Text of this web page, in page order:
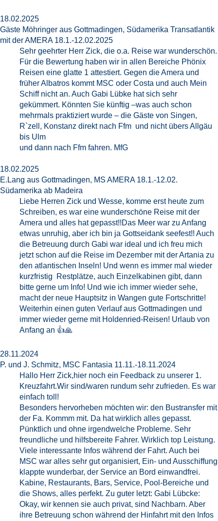
18.02.2025
Gäste Möhringer aus Gottmadingen, Südamerika Transatlantik
mit der AMERA 18.1.-12.02.2025
Sehr geehrter Herr Zick, die o.a. Reise war wunderschön.
Für die Bewertung haben wir in allen Bereiche Phönix
Reisen eine glatte 1 attestiert. Gegen die Amera und
früher Albatros kommt MSC oder Costa und auch Mein
Schiff nicht an. Auch Gabi Lübke hat sich sehr
gekümmert. Könnten Sie künftig –was auch schon
mehrmals praktiziert wurde – die Gäste von Singen,
R`zell, Konstanz direkt nach Ffm und nicht übers Allgäu
bis Ulm
und dann nach Ffm fahren. MfG
18.02.2025
E.Lang aus Gottmadingen, MS AMERA 18.1.-12.02.
Südamerika ab Madeira
Liebe Herren Zick und Wesse, komme erst heute zum
Schreiben, es war eine wunderschöne Reise mit der
Amera und alles hat gepasst!!Das Meer war zu Anfang
etwas unruhig, aber ich bin ja Gottseidank seefest!! Auch
die Betreuung durch Gabi war ideal und ich freu mich
jetzt schon auf die Reise im Dezember mit der Artania zu
den atlantischen Inseln! Und wenn es immer mal wieder
kurzfristig Restplätze, auch Einzelkabinen gibt, dann
bitte gerne um Info! Und wie ich immer wieder sehe,
macht der neue Hauptsitz in Wangen gute Fortschritte!
Weiterhin einen guten Verlauf aus Gottmadingen und
immer wieder gerne mit Holdenried-Reisen! Urlaub von
Anfang an 👍🙏
28.11.2024
P. und J. Schmitz, MSC Fantasia 11.11.-18.11.2024
Hallo Herr Zick,hier noch ein Feedback zu unserer 1.
Kreuzfahrt.Wir sind/waren rundum sehr zufrieden. Es war
einfach toll!
Besonders hervorheben möchten wir: den Bustransfer mit
der Fa. Kommm mit. Da hat wirklich alles gepasst.
Pünktlich und ohne irgendwelche Probleme. Sehr
freundliche und hilfsbereite Fahrer. Wirklich top Leistung.
Viele interessante Infos während der Fahrt. Auch bei
MSC war alles sehr gut organisiert, Ein- und Ausschiffung
klappte wunderbar, der Service an Bord einwandfrei.
Kabine, Restaurants, Bars, Service, Pool-Bereiche und
die Shows, alles perfekt. Zu guter letzt: Gabi Lübcke:
Okay, wir kennen sie auch privat, sind Nachbarn. Aber
ihre Betreuung schon während der Hinfahrt mit den Infos